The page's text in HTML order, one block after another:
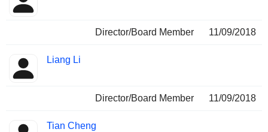
Director/Board Member 11/09/2018
Liang Li
Director/Board Member 11/09/2018
Tian Cheng